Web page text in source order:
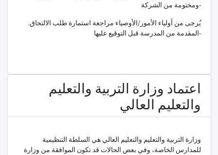
ومختومة من الشركة-
.يُرجى من أولياء الأمور/الأوصياء مراجعة استمارة طلب الالتحاق
المقدمة من المدرسة قبل التوقيع عليها-
اعتماد وزارة التربية والتعليم
والتعليم العالي
وزارة التربية والتعليم والتعليم العالي هي السلطة التنظيمية
للمدارس الخاصة، وفي بعض الحالات قد تكون الموافقة من وزارة